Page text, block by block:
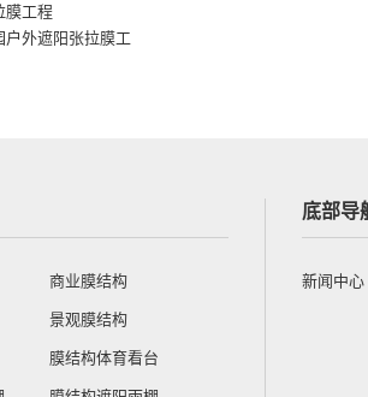
膜工程
外遮阳张拉膜工
商业膜结构
景观膜结构
膜结构体育看台
底部导
新闻中心